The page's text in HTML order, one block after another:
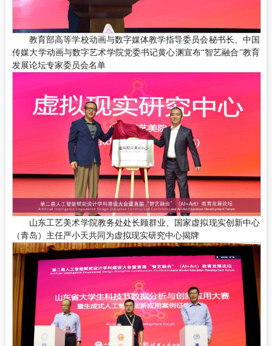
教育部高等学校动画与数字媒体教学指导委员会秘书长、中国
传媒大学动画与数字艺术学院党委书记黄心渊宣布“智艺融合”教育
发展论坛专家委员会名单
山东工艺美术学院教务处处长顾群业、国家虚拟现实创新中心
（青岛）主任严小天共同为虚拟现实研究中心揭牌